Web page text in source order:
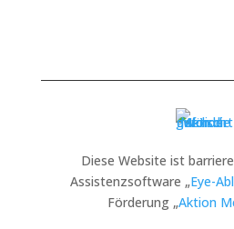
Diese Website ist
Assistenzsoftware „Eye-
Förderung „Aktion